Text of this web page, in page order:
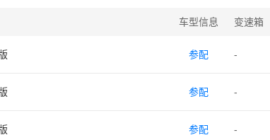
车型信息 变速箱
参配 -
参配 -
参配 -